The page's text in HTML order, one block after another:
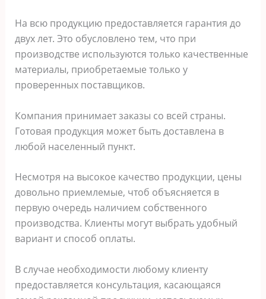
На всю продукцию предоставляется гарантия до
двух лет. Это обусловлено тем, что при
производстве используются только качественные
материалы, приобретаемые только у
проверенных поставщиков.
Компания принимает заказы со всей страны.
Готовая продукция может быть доставлена в
любой населенный пункт.
Несмотря на высокое качество продукции, цены
довольно приемлемые, чтоб объясняется в
первую очередь наличием собственного
производства. Клиенты могут выбрать удобный
вариант и способ оплаты.
В случае необходимости любому клиенту
предоставляется консультация, касающаяся